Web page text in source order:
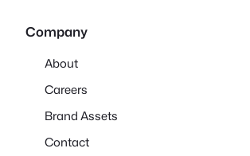
Company
About
Careers
Brand Assets
Contact